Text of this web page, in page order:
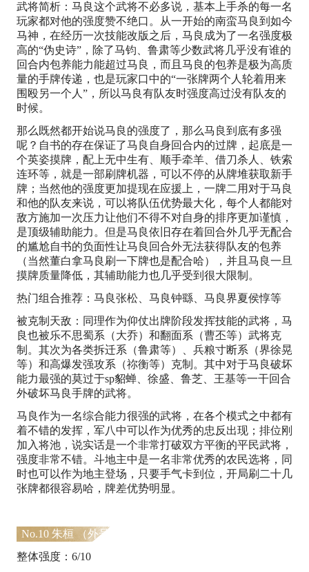
武将简析：马良这个武将不必多说，基本上手杀的每一名
玩家都对他的强度赞不绝口。从一开始的南蛮马良到如今
马神，在经历一次技能改版之后，马良成为了一名强度极
高的“伪史诗”，除了马钧、鲁肃等少数武将几乎没有谁的
回合内包养能力能超过马良，而且马良的包养是极为高质
量的手牌传递，也是玩家口中的“一张牌两个人轮着用来
围殴另一个人”，所以马良有队友时强度高过没有队友的
时候。
那么既然都开始说马良的强度了，那么马良到底有多强
呢？自书的存在保证了马良自身回合内的过牌，起底是一
个英姿摸牌，配上无中生有、顺手牵羊、借刀杀人、铁索
连环等，就是一部刷牌机器，可以不停的从牌堆获取新手
牌；当然他的强度更加提现在应援上，一牌二用对于马良
和他的队友来说，可以将队伍优势最大化，每个人都能对
敌方施加一次压力让他们不得不对自身的排序更加谨慎，
是顶级辅助能力。但是马良依旧存在着回合外几乎无配合
的尴尬自书的负面性让马良回合外无法获得队友的包养
（当然董白拿马良刷一下牌也是配合哈），并且马良一旦
摸牌质量降低，其辅助能力也几乎受到很大限制。
热门组合推荐：马良张松、马良钟繇、马良界夏侯惇等
被克制天敌：同理作为仰仗出牌阶段发挥技能的武将，马
良也被乐不思蜀系（大乔）和翻面系（曹丕等）武将克
制。其次为各类拆迁系（鲁肃等）、兵粮寸断系（界徐晃
等）和高爆发强攻系（祢衡等）克制。其中对于马良破坏
能力最强的莫过于sp貂蝉、徐盛、鲁芝、王基等一干回合
外破坏马良手牌的武将。
马良作为一名综合能力很强的武将，在各个模式之中都有
着不错的发挥，军八中可以作为优秀的忠反出现；排位刚
加入将池，说实话是一个非常打破双方平衡的平民武将，
强度非常不错。斗地主中是一名非常优秀的农民选将，同
时也可以作为地主登场，只要手气卡到位，开局刷二十几
张牌都很容易哈，牌差优势明显。
No.10 朱桓 （外号：一打三）
整体强度：6/10